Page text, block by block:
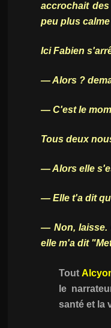
accrochait
peu plus
Ici Fabien
— Alors ?
— C'est le
Tous deux
— Alors elle
— Elle t'a dit
— Non, laisse.
elle m'a dit
Tout
le
santé et la